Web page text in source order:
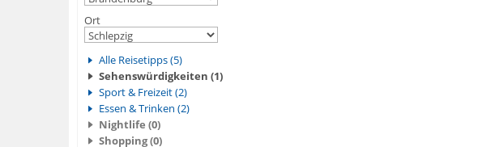
Ort
Alle Reisetipps (5)
Sehenswürdigkeiten (1)
Sport & Freizeit (2)
Essen & Trinken (2)
Nightlife (0)
Shopping (0)